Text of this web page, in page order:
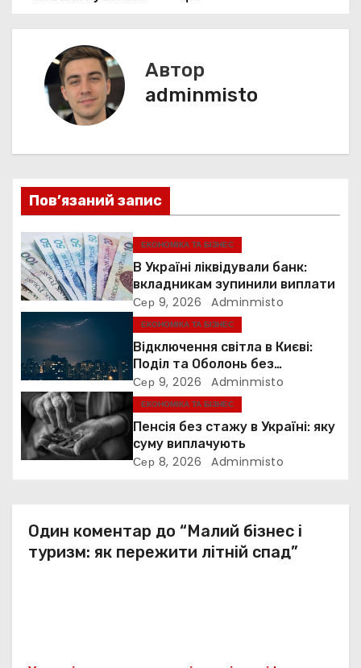
o
k
p g
s т
с
я
а
ц
і
я
з
а
п
и
с
і
Автор
adminmisto
Пов’язаний запис
ЕКОНОМІКА ТА БІЗНЕС
В Україні ліквідували банк:
вкладникам зупинили виплати
Сер 9, 2026 Adminmisto
ЕКОНОМІКА ТА БІЗНЕС
Відключення світла в Києві:
Поділ та Оболонь без
електрики
Сер 9, 2026 Adminmisto
ЕКОНОМІКА ТА БІЗНЕС
Пенсія без стажу в Україні: яку
суму виплачують
Сер 8, 2026 Adminmisto
Один коментар до “Малий бізнес і
туризм: як пережити літній спад”